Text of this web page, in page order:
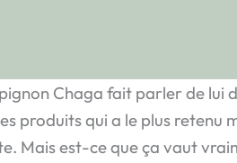
Chaga fait parler de lui
produits qui a le plus
Mais est-ce que ça vaut